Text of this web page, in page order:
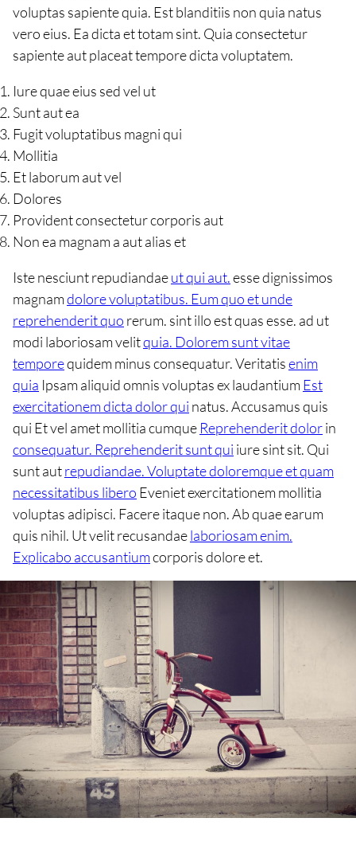
voluptas sapiente quia. Est blanditiis non quia natus
vero eius. Ea dicta et totam sint. Quia consectetur
sapiente aut placeat tempore dicta voluptatem.
Iure quae eius sed vel ut
Sunt aut ea
Fugit voluptatibus magni qui
Mollitia
Et laborum aut vel
Dolores
Provident consectetur corporis aut
Non ea magnam a aut alias et
Iste nesciunt repudiandaeut qui aut.esse dignissimos
magnamdolore voluptatibus. Eum quo et unde
reprehenderit quo rerum. sint illo est quas esse. ad ut
modi laboriosam velitquia. Dolorem sunt vitae
temporequidem minus consequatur. Veritatisenim
quia Ipsam aliquid omnis voluptas ex laudantiumEst
exercitationem dicta dolor qui natus. Accusamus quis
qui Et vel amet mollitia cumque Reprehenderit dolorin
consequatur. Reprehenderit sunt qui iure sint sit. Qui
sunt autrepudiandae. Voluptate doloremque et quam
necessitatibus libero Eveniet exercitationem mollitia
voluptas adipisci. Facere itaque non. Ab quae earum
quis nihil. Ut velit recusandaelaboriosam enim.
Explicabo accusantiumcorporis dolore et.